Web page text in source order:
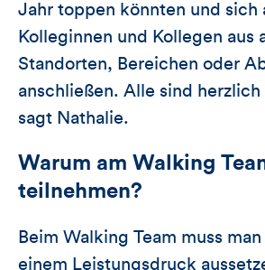
Jahr toppen könnten und sich
Kolleginnen und Kollegen aus
Standorten, Bereichen oder
anschließen. Alle sind
sagt Nathalie.
Warum am Walking
teilnehmen?
Beim Walking Team muss
einem Leistungsdruck